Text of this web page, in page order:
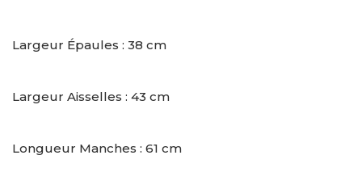
Largeur Épaules : 38 cm
Largeur Aisselles : 43 cm
Longueur Manches : 61 cm